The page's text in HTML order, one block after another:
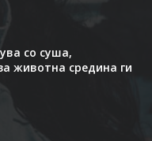
со суша,
животна средина ги